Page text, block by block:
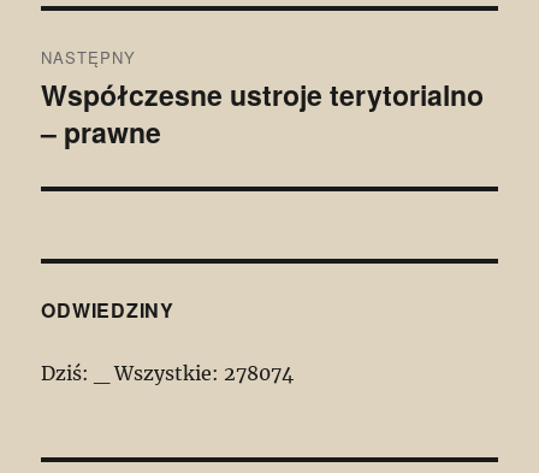
NASTĘPNY
Następny
wpis:
Współczesne ustroje terytorialno
– prawne
ODWIEDZINY
Dziś: Wszystkie: 278074